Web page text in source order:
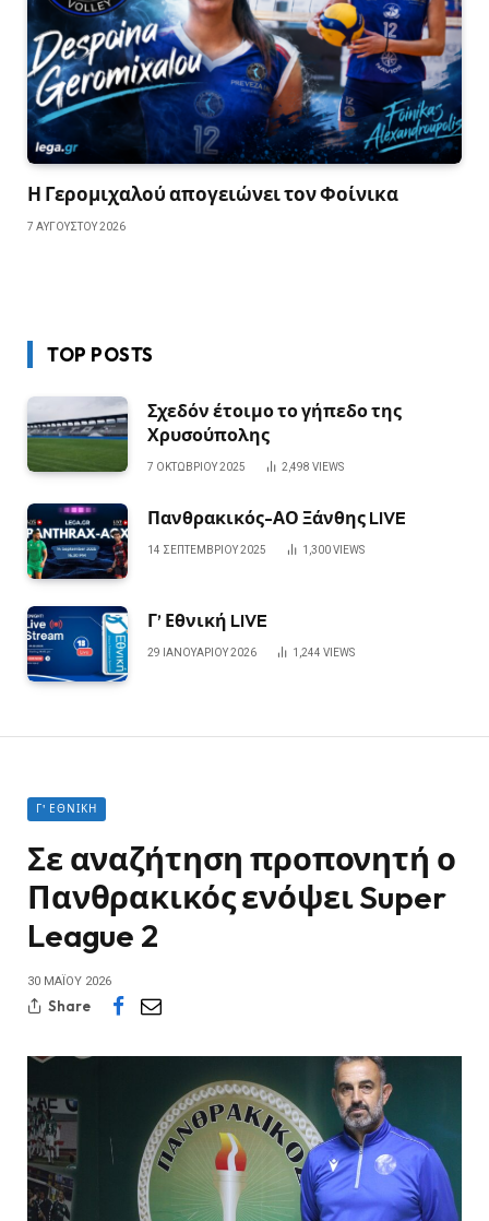
Η Γερομιχαλού απογειώνει τον Φοίνικα
7 ΑΥΓΟΎΣΤΟΥ 2026
TOP POSTS
Σχεδόν έτοιμο το γήπεδο της
Χρυσούπολης
7 ΟΚΤΩΒΡΊΟΥ 2025 2,498 VIEWS
Πανθρακικός-ΑΟ Ξάνθης LIVE
14 ΣΕΠΤΕΜΒΡΊΟΥ 2025 1,300VIEWS
Γ’ Εθνική LIVE
29 ΙΑΝΟΥΑΡΊΟΥ 2026 1,244 VIEWS
Γ' ΕΘΝΙΚΉ
Σε αναζήτηση προπονητή ο
Πανθρακικός ενόψει Super
League 2
30 ΜΑΪ́ΟΥ 2026
Share